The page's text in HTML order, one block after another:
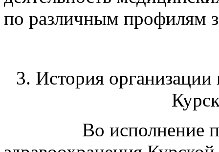
по различным профилям
3. История
Во исполнение